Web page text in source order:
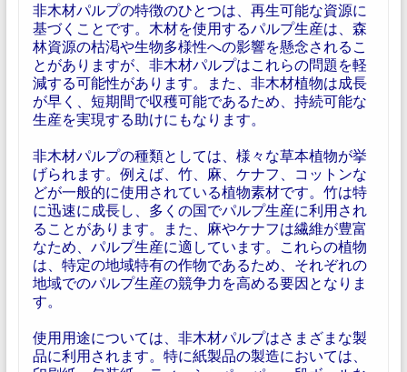
非木材パルプの特徴のひとつは、再生可能な資源に
基づくことです。木材を使用するパルプ生産は、森
林資源の枯渇や生物多様性への影響を懸念されるこ
とがありますが、非木材パルプはこれらの問題を軽
減する可能性があります。また、非木材植物は成長
が早く、短期間で収穫可能であるため、持続可能な
生産を実現する助けにもなります。
非木材パルプの種類としては、様々な草本植物が挙
げられます。例えば、竹、麻、ケナフ、コットンな
どが一般的に使用されている植物素材です。竹は特
に迅速に成長し、多くの国でパルプ生産に利用され
ることがあります。また、麻やケナフは繊維が豊富
なため、パルプ生産に適しています。これらの植物
は、特定の地域特有の作物であるため、それぞれの
地域でのパルプ生産の競争力を高める要因となりま
す。
使用用途については、非木材パルプはさまざまな製
品に利用されます。特に紙製品の製造においては、